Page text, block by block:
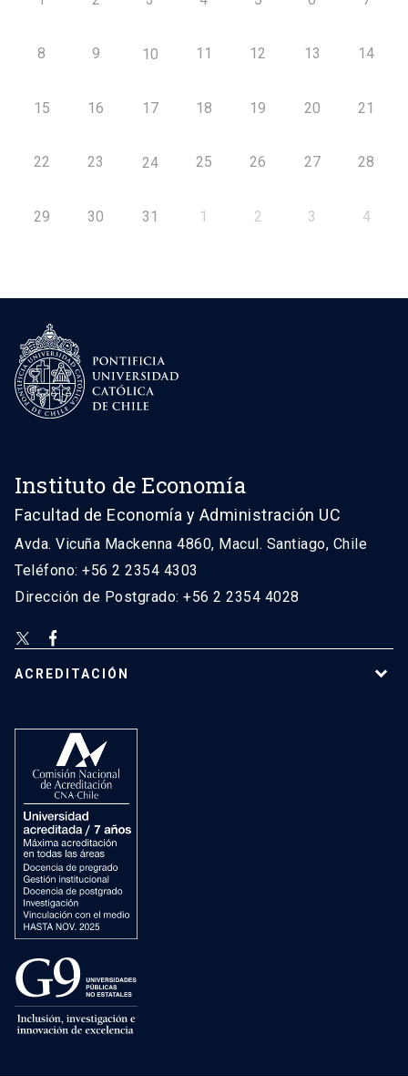
8 9 10 11 12 13 14
15 16 17 18 19 20 21
22 23 24 25 26 27 28
29 30 31 1 2 3 4
Instituto de Economía
Facultad de Economía y Administración UC
Avda. Vicuña Mackenna 4860, Macul. Santiago, Chile
Teléfono: +56 2 2354 4303
Dirección de Postgrado: +56 2 2354 4028
ACREDITACIÓN